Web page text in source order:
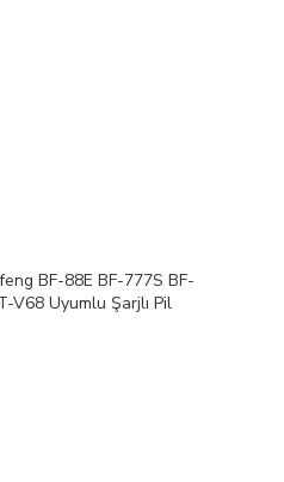
BF-88E BF-777S BF-
V68 Uyumlu Şarjlı Pil